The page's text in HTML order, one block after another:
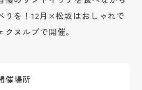
りを！12月×松坂はおしゃれで
ヌルプで開催。
催場所